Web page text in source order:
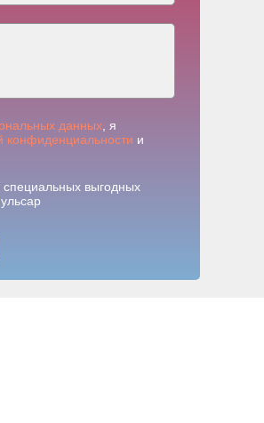
данных , я
конфиденциальности и
специальных выгодных